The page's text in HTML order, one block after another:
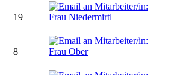
19
8